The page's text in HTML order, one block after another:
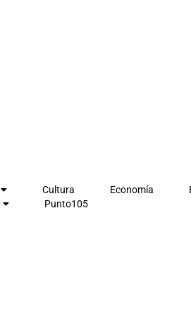
Cultura Economía
Punto105